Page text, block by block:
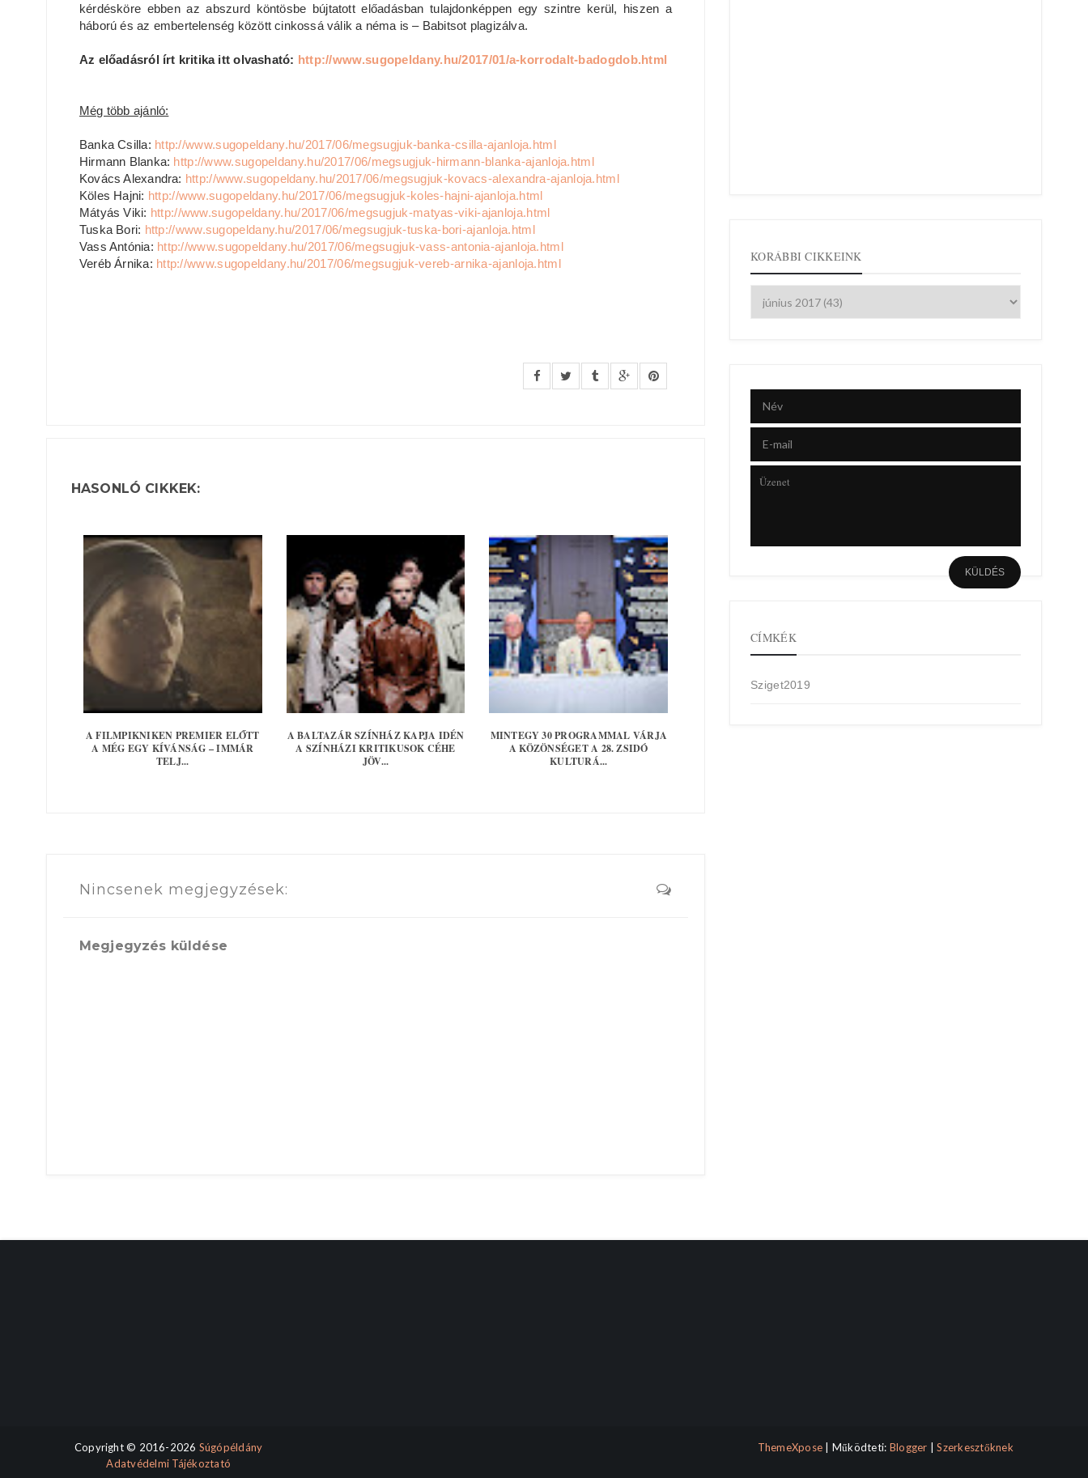
kérdésköre ebben az abszurd köntösbe bújtatott előadásban tulajdonképpen egy szintre kerül, hiszen a
háború és az embertelenség között cinkossá válik a néma is – Babitsot plagizálva.
Az előadásról írt kritika itt olvasható: http://www.sugopeldany.hu/2017/01/a-korrodalt-badogdob.html
Még több ajánló:
Banka Csilla: http://www.sugopeldany.hu/2017/06/megsugjuk-banka-csilla-ajanloja.html
Hirmann Blanka: http://www.sugopeldany.hu/2017/06/megsugjuk-hirmann-blanka-ajanloja.html
Kovács Alexandra: http://www.sugopeldany.hu/2017/06/megsugjuk-kovacs-alexandra-ajanloja.html
Köles Hajni: http://www.sugopeldany.hu/2017/06/megsugjuk-koles-hajni-ajanloja.html
Mátyás Viki: http://www.sugopeldany.hu/2017/06/megsugjuk-matyas-viki-ajanloja.html
Tuska Bori: http://www.sugopeldany.hu/2017/06/megsugjuk-tuska-bori-ajanloja.html
Vass Antónia: http://www.sugopeldany.hu/2017/06/megsugjuk-vass-antonia-ajanloja.html
Veréb Árnika: http://www.sugopeldany.hu/2017/06/megsugjuk-vereb-arnika-ajanloja.html
HASONLÓ CIKKEK:
A FILMPIKNIKEN PREMIER ELŐTT
A MÉG EGY KÍVÁNSÁG – IMMÁR
TELJ...
A BALTAZÁR SZÍNHÁZ KAPJA IDÉN
A SZÍNHÁZI KRITIKUSOK CÉHE
JÖV...
MINTEGY 30 PROGRAMMAL VÁRJA
A KÖZÖNSÉGET A 28. ZSIDÓ
KULTURÁ...
Nincsenek megjegyzések:
Megjegyzés küldése
KORÁBBI CIKKEINK
CÍMKÉK
Sziget2019
Copyright © 2016-2026 Súgópéldány
Adatvédelmi Tájékoztató
ThemeXpose | Működteti: Blogger |Szerkesztőknek